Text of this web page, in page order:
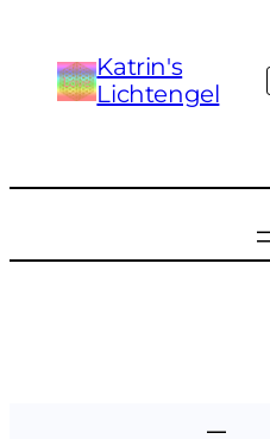
springen Katrin's
Lichtengel